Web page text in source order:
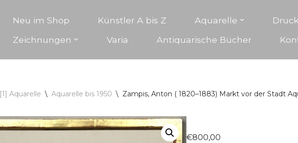
Neu im Shop Künstler A bis Z Aquarelle
Zeichnungen
Varia Antiquarische Bücher
[1] Aquarelle \ Aquarelle bis 1950 \ Zampis, Anton ( 1820–1883) Markt vor der Stadt
€800,00